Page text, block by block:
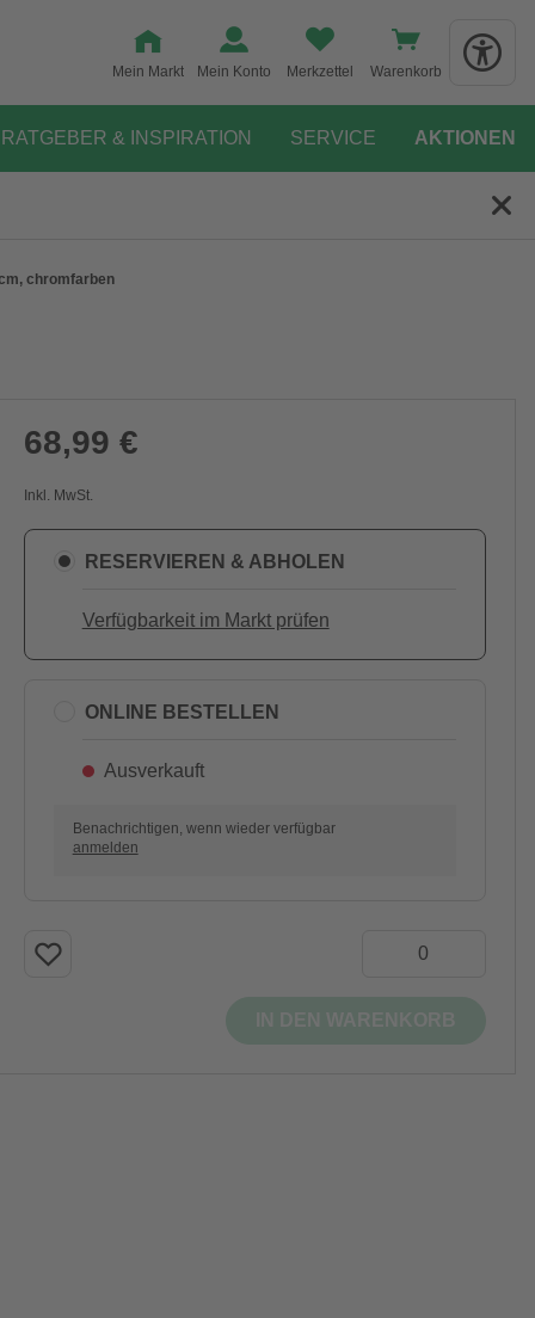
Mein Markt Mein Konto Merkzettel Warenkorb
RATGEBER & INSPIRATION SERVICE AKTIONEN
chromfarben
68,99 €
Inkl. MwSt.
RESERVIEREN & ABHOLEN
Verfügbarkeit im Markt prüfen
ONLINE BESTELLEN
Ausverkauft
Benachrichtigen, wenn wieder verfügbar
anmelden